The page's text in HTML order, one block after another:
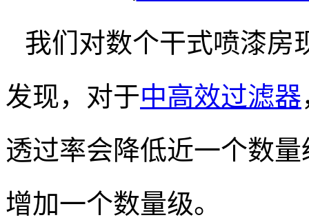
我们对数个干式喷漆房
发现，对于中高效过滤器
透过率会降低近一个数
增加一个数量级。